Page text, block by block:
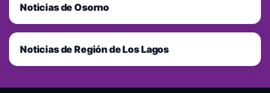
Noticias de Osorno
Noticias de Región de Los Lagos